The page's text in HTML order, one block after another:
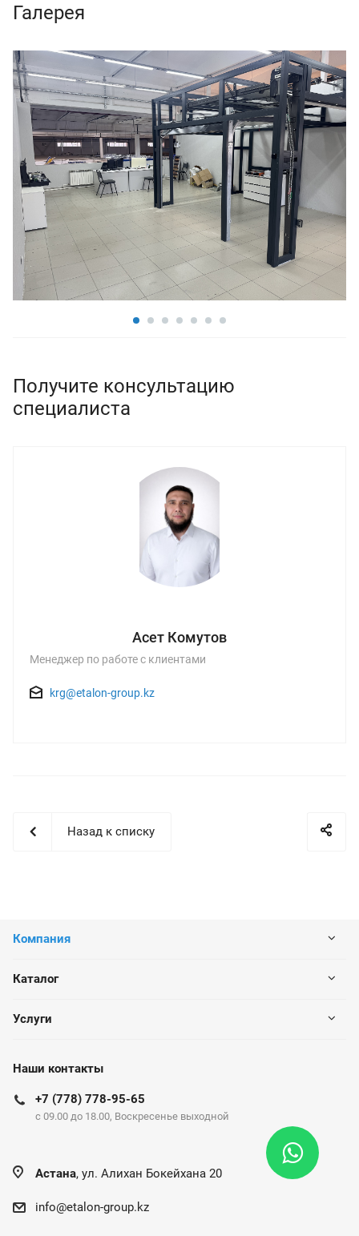
Галерея
Получите консультацию
специалиста
Асет Комутов
Менеджер по работе с клиентами
krg@etalon-group.kz
Назад к списку
Компания
Каталог
Услуги
Наши контакты
+7 (778) 778-95-65
c 09.00 до 18.00, Воскресенье выходной
Астана, ул. Алихан Бокейхана 20
info@etalon-group.kz